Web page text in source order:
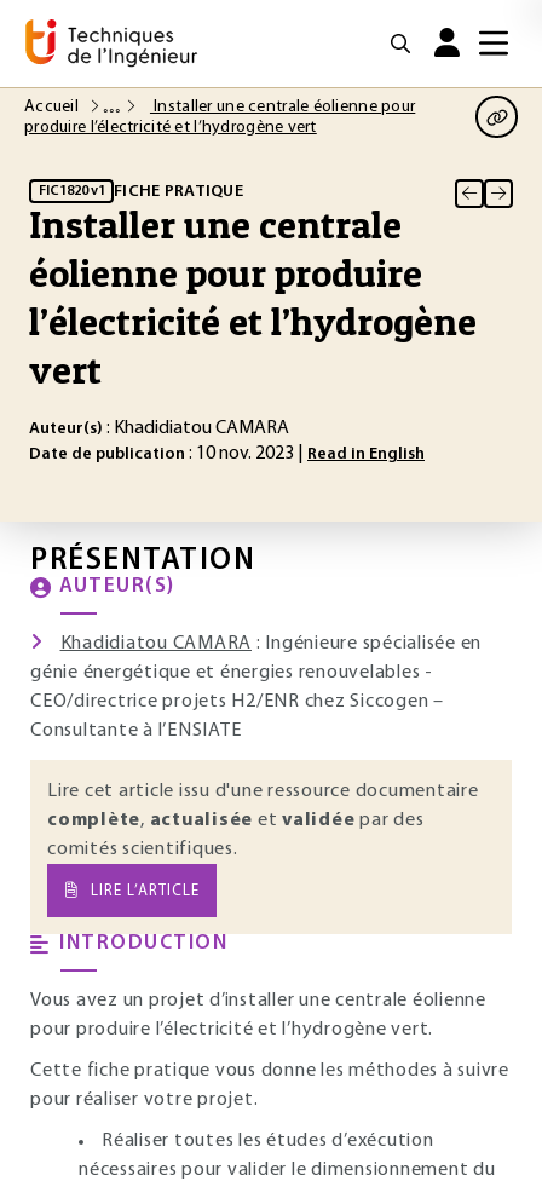
Accueil
Installer une centrale éolienne pour
produire l’électricité et l’hydrogène vert
FIC1820 v1 FICHE PRATIQUE
Installer une centrale
éolienne pour produire
l’électricité et l’hydrogène
vert
Auteur(s) : Khadidiatou CAMARA
Date de publication : 10 nov. 2023 | Read in English
PRÉSENTATION
AUTEUR(S)
Khadidiatou CAMARA : Ingénieure spécialisée en
génie énergétique et énergies renouvelables -
CEO/directrice projets H2/ENR chez Siccogen –
Consultante à l’ENSIATE
Lire cet article issu d'une ressource documentaire
complète, actualisée et validée par des
comités scientifiques.
LIRE L’ARTICLE
INTRODUCTION
Vous avez un projet d’installer une centrale éolienne
pour produire l’électricité et l’hydrogène vert.
Cette fiche pratique vous donne les méthodes à suivre
pour réaliser votre projet.
Réaliser toutes les études d’exécution
nécessaires pour valider le dimensionnement du